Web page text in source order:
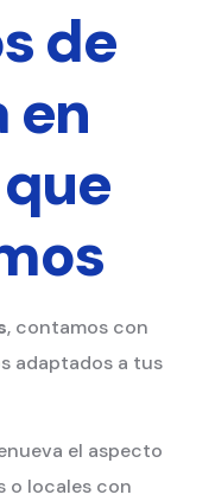
de
en
que
, contamos con
adaptados a tus
el aspecto
o locales con